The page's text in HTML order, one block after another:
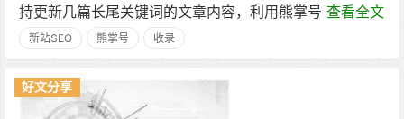
持更新几篇长尾关键词的文章内容，利用熊掌号 查看全文
新站SEO 熊掌号 收录
好文分享